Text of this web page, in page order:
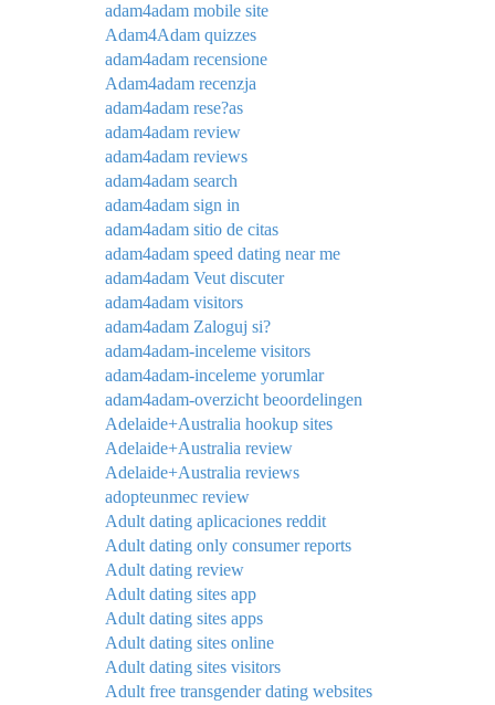
adam4adam mobile site
Adam4Adam quizzes
adam4adam recensione
Adam4adam recenzja
adam4adam rese?as
adam4adam review
adam4adam reviews
adam4adam search
adam4adam sign in
adam4adam sitio de citas
adam4adam speed dating near me
adam4adam Veut discuter
adam4adam visitors
adam4adam Zaloguj si?
adam4adam-inceleme visitors
adam4adam-inceleme yorumlar
adam4adam-overzicht beoordelingen
Adelaide+Australia hookup sites
Adelaide+Australia review
Adelaide+Australia reviews
adopteunmec review
Adult dating aplicaciones reddit
Adult dating only consumer reports
Adult dating review
Adult dating sites app
Adult dating sites apps
Adult dating sites online
Adult dating sites visitors
Adult free transgender dating websites